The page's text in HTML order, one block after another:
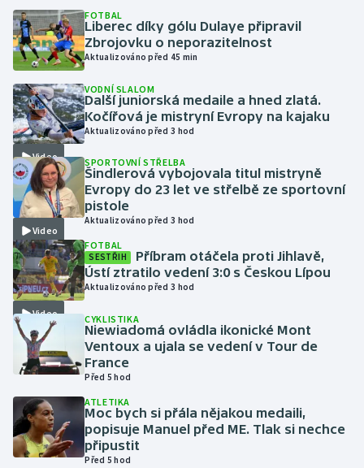
Gymnastika
Házená
Jezdectví
Judo
Krasobruslení
Lezení
Lyže a snowboard
Moderní pětiboj
Motorsport
Olympijské hry
Parasport
Plavání
FOTBAL
Liberec díky gólu Dulaye připravil
Zbrojovku o neporazitelnost
Aktualizováno před 45 min
Video
VODNÍ SLALOM
Další juniorská medaile a hned zlatá.
Kočířová je mistryní Evropy na kajaku
Aktualizováno před 3 hod
Video
SPORTOVNÍ STŘELBA
Šindlerová vybojovala titul mistryně
Evropy do 23 let ve střelbě ze sportovní
pistole
Aktualizováno před 3 hod
Video
FOTBAL
SESTŘIH
Příbram otáčela proti Jihlavě,
Ústí ztratilo vedení 3:0 s Českou Lípou
Aktualizováno před 3 hod
CYKLISTIKA
Niewiadomá ovládla ikonické Mont
Ventoux a ujala se vedení v Tour de
France
Před 5 hod
ATLETIKA
Moc bych si přála nějakou medaili,
popisuje Manuel před ME. Tlak si nechce
připustit
Před 5 hod